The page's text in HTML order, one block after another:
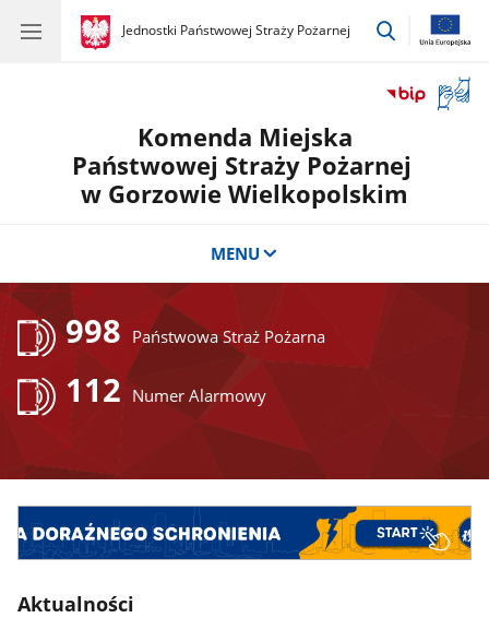
gov.pl
Jednostki Państwowej Straży Pożarnej
gov.pl
Jednostki
przejdź
okno
Komenda Miejska
Państwowej Straży Pożarnej
w Gorzowie Wielkopolskim
MENU
998 Państwowa Straż Pożarna
112 Numer Alarmowy
Aktualności